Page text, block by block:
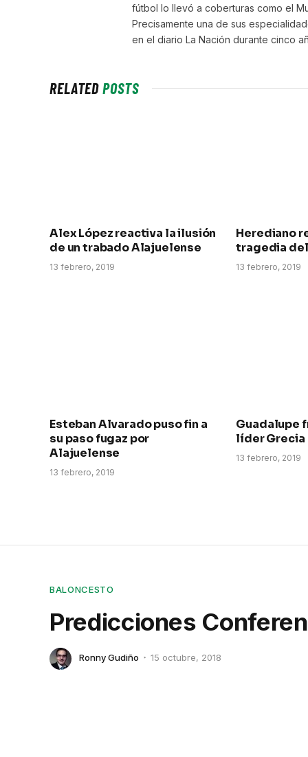
fútbol lo llevó a coberturas como el
Precisamente una de sus
en el diario La Nación durante cinco
RELATEDPOSTS
Alex López reactiva la ilusión
de un trabado Alajuelense
13 febrero, 2019
Herediano
tragedia
13 febrero, 2019
Esteban Alvarado puso fin a
su paso fugaz por
Alajuelense
13 febrero, 2019
Guadalupe
líder Grecia
13 febrero, 2019
BALONCESTO
Predicciones
Ronny Gudiño 15 octubre, 2018